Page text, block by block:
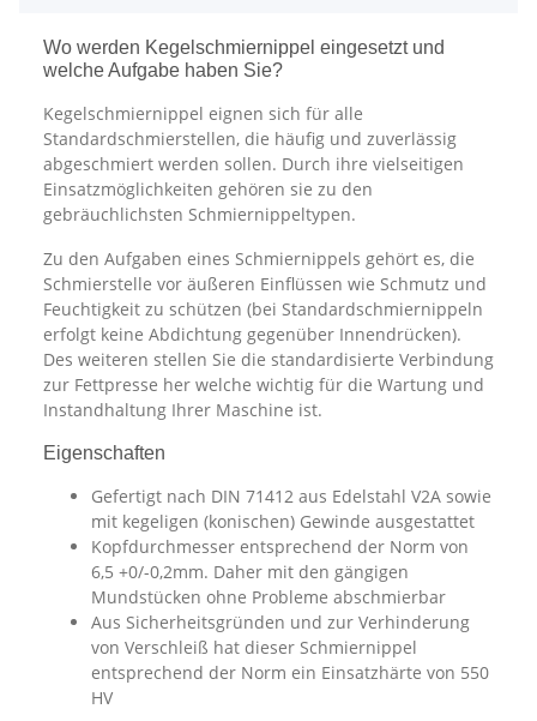
Wo werden Kegelschmiernippel eingesetzt und
welche Aufgabe haben Sie?
Kegelschmiernippel eignen sich für alle
Standardschmierstellen, die häufig und zuverlässig
abgeschmiert werden sollen. Durch ihre vielseitigen
Einsatzmöglichkeiten gehören sie zu den
gebräuchlichsten Schmiernippeltypen.
Zu den Aufgaben eines Schmiernippels gehört es, die
Schmierstelle vor äußeren Einflüssen wie Schmutz und
Feuchtigkeit zu schützen (bei Standardschmiernippeln
erfolgt keine Abdichtung gegenüber Innendrücken).
Des weiteren stellen Sie die standardisierte Verbindung
zur Fettpresse her welche wichtig für die Wartung und
Instandhaltung Ihrer Maschine ist.
Eigenschaften
Gefertigt nach DIN 71412 aus Edelstahl V2A sowie
mit kegeligen (konischen) Gewinde ausgestattet
Kopfdurchmesser entsprechend der Norm von
6,5 +0/-0,2mm. Daher mit den gängigen
Mundstücken ohne Probleme abschmierbar
Aus Sicherheitsgründen und zur Verhinderung
von Verschleiß hat dieser Schmiernippel
entsprechend der Norm ein Einsatzhärte von 550
HV